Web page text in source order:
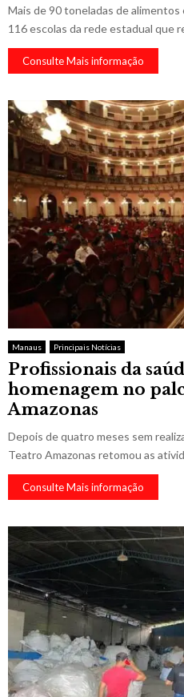
Mais de 90 toneladas de
116 escolas da rede estadual que
Consulte Mais informação
Manaus Principais Notícias
Profissionais da
homenagem no
Amazonas
Depois de quatro meses sem
Teatro Amazonas retomou as
Consulte Mais informação